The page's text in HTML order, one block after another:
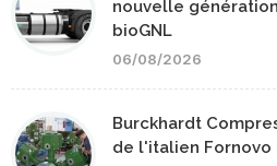
nouvelle
bioGNL
06/08/2026
Burckhardt
de l'italien Fornovo